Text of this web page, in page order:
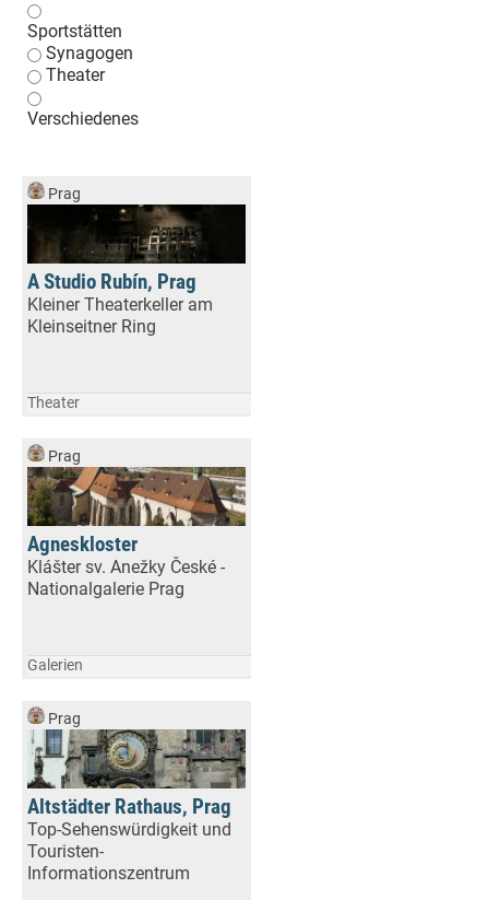
Sportstätten
Synagogen
Theater
Verschiedenes
Prag
A Studio Rubín, Prag
Kleiner Theaterkeller am
Kleinseitner Ring
Theater
Prag
Agneskloster
Klášter sv. Anežky České -
Nationalgalerie Prag
Galerien
Prag
Altstädter Rathaus, Prag
Top-Sehenswürdigkeit und
Touristen-
Informationszentrum